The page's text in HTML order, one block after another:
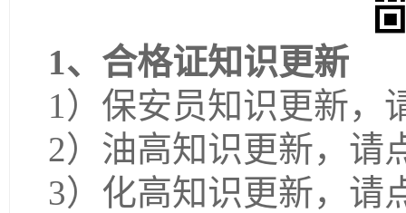
1、合格证知识更新
1） 保安员知识更新，
2）油高知识更新， 请
3）化高知识更新， 请